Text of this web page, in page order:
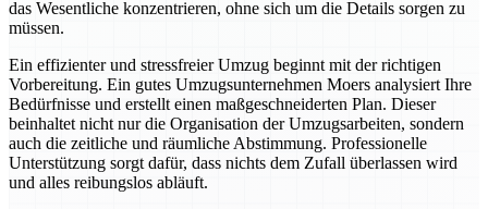
das Wesentliche konzentrieren, ohne sich um die Details sorgen zu
müssen.
Ein effizienter und stressfreier Umzug beginnt mit der richtigen
Vorbereitung. Ein gutes Umzugsunternehmen Moers analysiert Ihre
Bedürfnisse und erstellt einen maßgeschneiderten Plan. Dieser
beinhaltet nicht nur die Organisation der Umzugsarbeiten, sondern
auch die zeitliche und räumliche Abstimmung. Professionelle
Unterstützung sorgt dafür, dass nichts dem Zufall überlassen wird
und alles reibungslos abläuft.